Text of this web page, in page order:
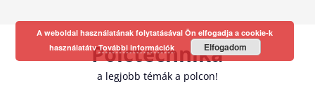
Polctechnika
a legjobb témák a polcon!
A weboldal használatának folytatásával Ön elfogadja a cookie-k
használatátvTovábbi információk Elfogadom